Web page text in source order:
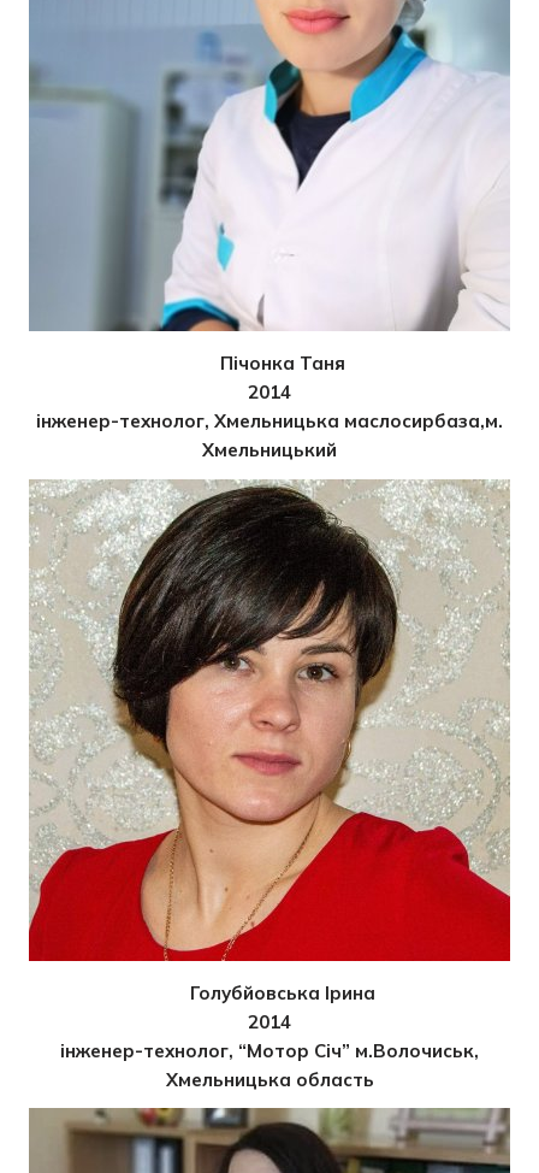
Пічонка Таня
2014
інженер-технолог, Хмельницька маслосирбаза,м.
Хмельницький
Голубйовська Ірина
2014
інженер-технолог, “Мотор Січ” м.Волочиськ,
Хмельницька область